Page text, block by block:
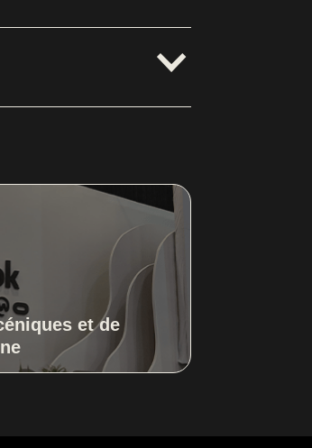
de comprendre et
et performant. Elle
et de